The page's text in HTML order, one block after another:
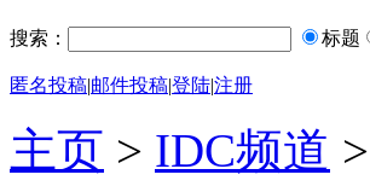
搜索： 标题
匿名投稿|邮件投稿|登陆|注册
主页 > IDC频道 >